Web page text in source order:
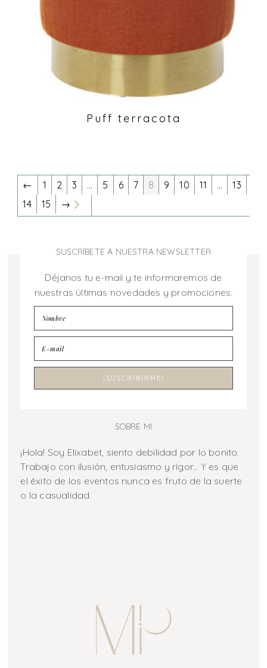
Puff terracota
← 1 2 3 … 5 6 7 8 9 10 11 …
13
14
15 →
SUSCRÍBETE A NUESTRA NEWSLETTER
Déjanos tu e-mail y te informaremos de
nuestras últimas novedades y promociones.
SOBRE MI
¡Hola! Soy Elixabet, siento debilidad por lo bonito.
Trabajo con ilusión, entusiasmo y rigor... Y es que
el éxito de los eventos nunca es fruto de la suerte
o la casualidad.